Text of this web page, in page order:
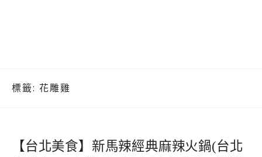
標籤: 花雕雞
【台北美食】新馬辣經典麻辣火鍋(台北